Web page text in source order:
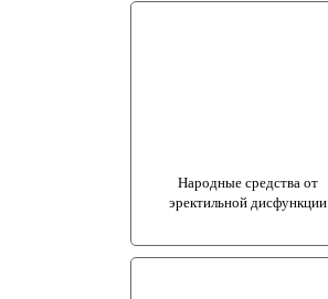
Народные средства от
эректильной дисфункции